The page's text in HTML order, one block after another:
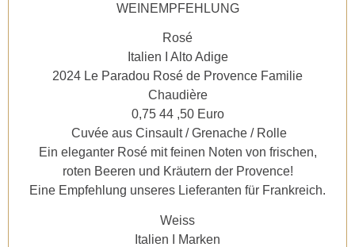
WEINEMPFEHLUNG
Rosé
Italien I Alto Adige
2024 Le Paradou Rosé de Provence Familie
Chaudière
0,75 44 ,50 Euro
Cuvée aus Cinsault / Grenache / Rolle
Ein eleganter Rosé mit feinen Noten von frischen,
roten Beeren und Kräutern der Provence!
Eine Empfehlung unseres Lieferanten für Frankreich.
Weiss
Italien I Marken